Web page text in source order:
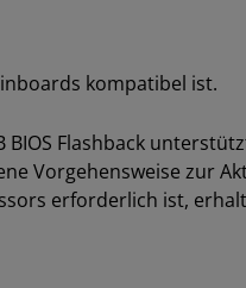
kompatibel ist.
Flashback
Vorgehensweise zur
erforderlich ist,